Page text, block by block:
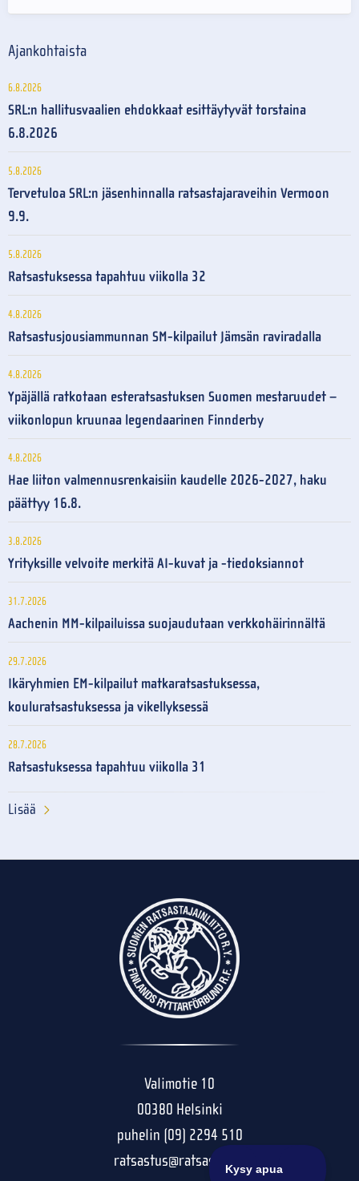
Ajankohtaista
6.8.2026
SRL:n hallitusvaalien ehdokkaat esittäytyvät torstaina
6.8.2026
5.8.2026
Tervetuloa SRL:n jäsenhinnalla ratsastajaraveihin Vermoon
9.9.
5.8.2026
Ratsastuksessa tapahtuu viikolla 32
4.8.2026
Ratsastusjousiammunnan SM-kilpailut Jämsän raviradalla
4.8.2026
Ypäjällä ratkotaan esteratsastuksen Suomen mestaruudet –
viikonlopun kruunaa legendaarinen Finnderby
4.8.2026
Hae liiton valmennusrenkaisiin kaudelle 2026-2027, haku
päättyy 16.8.
3.8.2026
Yrityksille velvoite merkitä AI-kuvat ja -tiedoksiannot
31.7.2026
Aachenin MM-kilpailuissa suojaudutaan verkkohäirinnältä
29.7.2026
Ikäryhmien EM-kilpailut matkaratsastuksessa,
kouluratsastuksessa ja vikellyksessä
28.7.2026
Ratsastuksessa tapahtuu viikolla 31
Lisää
Valimotie 10
00380 Helsinki
puhelin (09) 2294 510
ratsastus@ratsastus.fi